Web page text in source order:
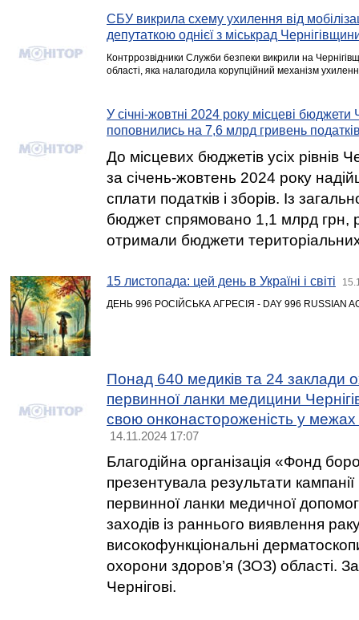
СБУ викрила схему ухилення від
депутаткою однієї з міськрад
Контррозвідники Служби безпеки викрили на
області, яка налагодила корупційний механізм
У січні-жовтні 2024 року місцеві бюджети
поповнились на 7,6 млрд гривень
До місцевих бюджетів усіх рівнів
за січень-жовтень 2024 року
сплати податків і зборів. Із
бюджет спрямовано 1,1 млрд грн,
отримали бюджети
15 листопада: цей день в Україні і світі
ДЕНЬ 996 РОСІЙСЬКА АГРЕСІЯ - DAY 996 RUSSIAN
Понад 640 медиків та 24 заклади
первинної ланки медицини
свою онконастороженість у межах
14.11.2024 17:07
Благодійна організація «Фонд
презентувала результати кампанії
первинної ланки медичної
заходів із раннього виявлення
високофункціональні
охорони здоров’я (ЗОЗ) області.
Чернігові.